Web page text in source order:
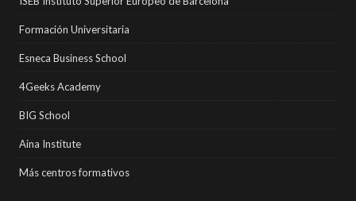
Formación Universitaria
Esneca Business School
4Geeks Academy
BIG School
Aina Institute
Más centros formativos